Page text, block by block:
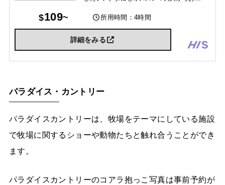
パーク『ドリームワールド』動物と触れ合
えるエリアもあり、1日中遊んでいただける
こと間違いなしです。
109 所用時間：4時間
詳細をみる
パラダイス・カントリー
パラダイスカントリーは、牧場をテーマにしている施設
で牧場に関するショーや動物たちと触れ合うことができ
ます。
パラダイスカントリーのコアラ抱っこ写真は事前予約が